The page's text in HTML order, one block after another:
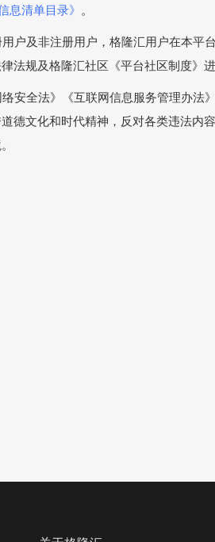
息清单目录》 。
户及非注册用户，格隆汇用户在本
法规及格隆汇社区《平台社区制度》
安全法》《互联网信息服务管理办
德文化和时代精神，反对各类违法